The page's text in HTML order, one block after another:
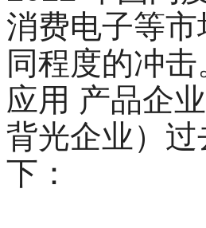
消费电子等
同程度的冲
应用 产品企
背光企业）
下：